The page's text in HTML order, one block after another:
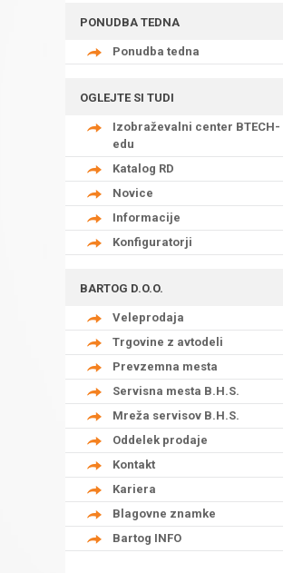
PONUDBA TEDNA
Ponudba tedna
OGLEJTE SI TUDI
Izobraževalni center BTECH-
edu
Katalog RD
Novice
Informacije
Konfiguratorji
BARTOG D.O.O.
Veleprodaja
Trgovine z avtodeli
Prevzemna mesta
Servisna mesta B.H.S.
Mreža servisov B.H.S.
Oddelek prodaje
Kontakt
Kariera
Blagovne znamke
Bartog INFO